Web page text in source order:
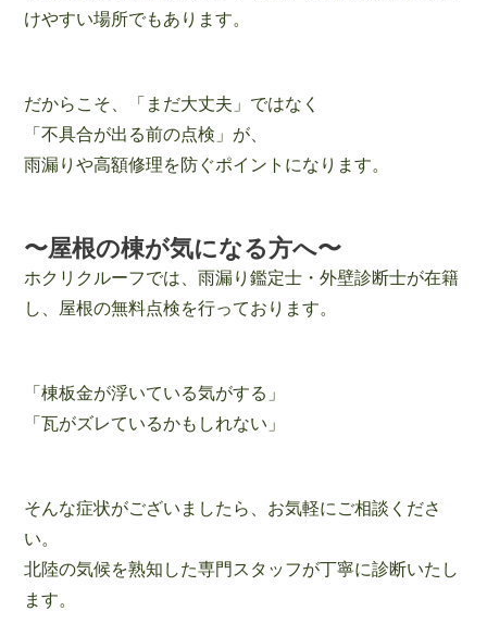
けやすい場所でもあります。
だからこそ、「まだ大丈夫」ではなく
「不具合が出る前の点検」が、
雨漏りや高額修理を防ぐポイントになります。
〜屋根の棟が気になる方へ〜
ホクリクルーフでは、雨漏り鑑定士・外壁診断士が在籍
し、屋根の無料点検を行っております。
「棟板金が浮いている気がする」
「瓦がズレているかもしれない」
そんな症状がございましたら、お気軽にご相談くださ
い。
北陸の気候を熟知した専門スタッフが丁寧に診断いたし
ます。